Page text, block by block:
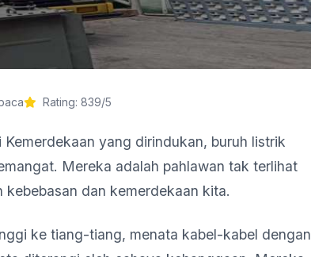
Rating: 839/5
yang dirindukan, buruh listrik
Mereka adalah pahlawan tak terlihat
dan kemerdekaan kita.
ke tiang-tiang, menata kabel-kabel dengan